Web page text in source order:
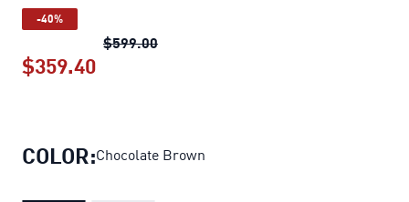
-40%
$599.00Top deportivo MOVE PUMA STRONG
$359.40
COLOR:Chocolate Brown